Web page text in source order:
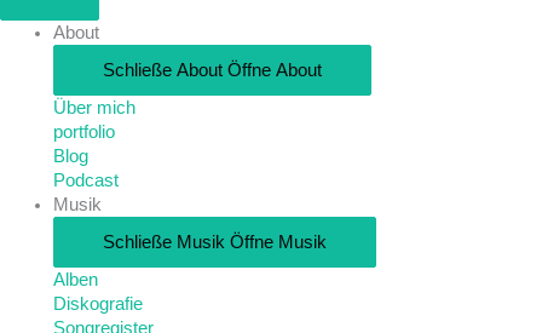
About
Schließe About Öffne About
Über mich
portfolio
Blog
Podcast
Musik
Schließe Musik Öffne Musik
Alben
Diskografie
Songregister